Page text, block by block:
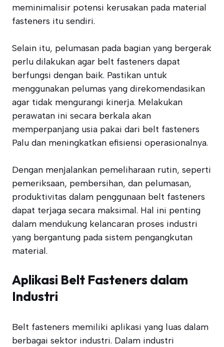
meminimalisir potensi kerusakan pada material
fasteners itu sendiri.
Selain itu, pelumasan pada bagian yang bergerak
perlu dilakukan agar belt fasteners dapat
berfungsi dengan baik. Pastikan untuk
menggunakan pelumas yang direkomendasikan
agar tidak mengurangi kinerja. Melakukan
perawatan ini secara berkala akan
memperpanjang usia pakai dari belt fasteners
Palu dan meningkatkan efisiensi operasionalnya.
Dengan menjalankan pemeliharaan rutin, seperti
pemeriksaan, pembersihan, dan pelumasan,
produktivitas dalam penggunaan belt fasteners
dapat terjaga secara maksimal. Hal ini penting
dalam mendukung kelancaran proses industri
yang bergantung pada sistem pengangkutan
material.
Aplikasi Belt Fasteners dalam
Industri
Belt fasteners memiliki aplikasi yang luas dalam
berbagai sektor industri. Dalam industri